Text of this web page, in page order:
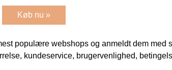
Køb nu »
populære webshops og anmeldt dem med
kundeservice, brugervenlighed,